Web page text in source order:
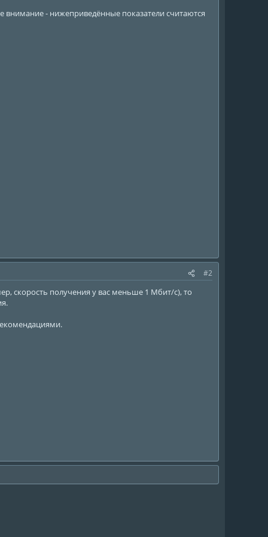
внимание - нижеприведённые показатели считаются
#2
скорость получения у вас меньше 1 Мбит/с), то